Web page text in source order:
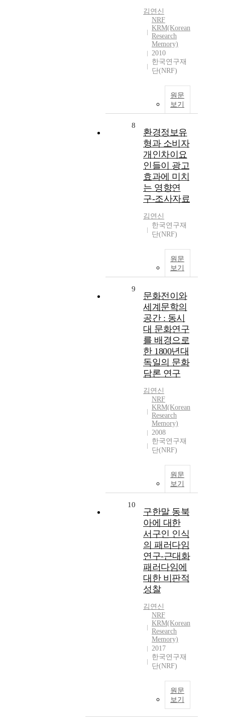
김연신
NRF
KRM(Korean
Research
Memory)
2010
한국연구재
단(NRF)
원문
보기
8
환경정보유
형과 소비자
개인차이요
인들이 광고
효과에 미치
는 영향연
구-조사자료
김연신
한국연구재
단(NRF)
원문
보기
9
문화전이와
세계문학의
공간 : 동시
대 문화연구
를 배경으로
한 1800년대
독일의 문화
담론 연구
김연신
NRF
KRM(Korean
Research
Memory)
2008
한국연구재
단(NRF)
원문
보기
10
구한말 동북
아에 대한
서구인 인식
의 패러다임
연구-근대화
패러다임에
대한 비판적
성찰
김연신
NRF
KRM(Korean
Research
Memory)
2017
한국연구재
단(NRF)
원문
보기